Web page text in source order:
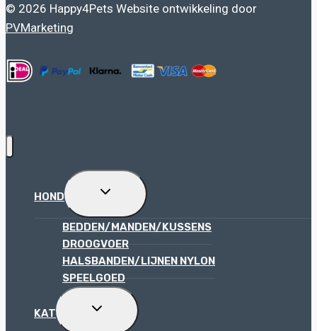
© 2026 Happy4Pets Website ontwikkeling door
PVMarketing
HOND
TOGGLE
SUBMENU
BEDDEN/MANDEN/KUSSENS
DROOGVOER
HALSBANDEN/LIJNEN NYLON
SPEELGOED
KAT
TOGGLE
SUBMENU